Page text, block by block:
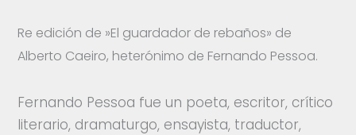
Re edición de »El guardador de rebaños» de
Alberto Caeiro, heterónimo de Fernando Pessoa.
Fernando Pessoa fue un poeta, escritor, crítico
literario, dramaturgo, ensayista, traductor,